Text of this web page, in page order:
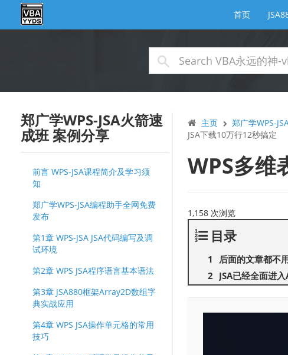
首页
郑广学WPS-JSA火箭速
成班 案例分享
前言 WPS-JSA课程简介及学习须
知
郑广学WPS-JSA编程助手全网免费
发布
第1章 WPS-JSA JSA代码编写及调
试环境
第2章 WPS JSA程序语言基本语法
第3章 JSA880框架Array2D数组字
典实战应用
第4章 WPS JSA操作单元格的常用
技巧
主页 郑广学WPS-
JSA下载10万行12秒搞定
WPS多维
1,158 次浏览
目录
后面的文章都不
JSA已经全面进